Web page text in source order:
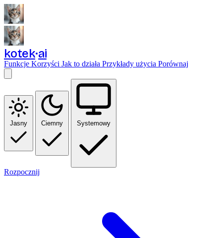
kotek ai
Funkcje Korzyści Jak to działa Przykłady użycia Porównaj
Jasny Ciemny Systemowy
Rozpocznij